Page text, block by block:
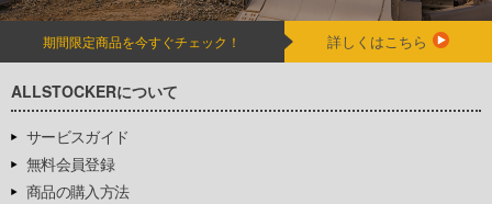
期間限定商品を今すぐチェック！ 詳しくはこちら
ALLSTOCKERについて
サービスガイド
無料会員登録
商品の購入方法